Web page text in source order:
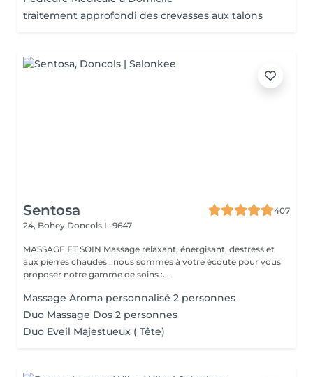
traitement approfondi des crevasses aux talons
Sentosa
407
24, Bohey Doncols L-9647
MASSAGE ET SOIN Massage relaxant, énergisant, destress et
aux pierres chaudes : nous sommes à votre écoute pour vous
proposer notre gamme de soins :...
Massage Aroma personnalisé 2 personnes
Duo Massage Dos 2 personnes
Duo Eveil Majestueux ( Tête)